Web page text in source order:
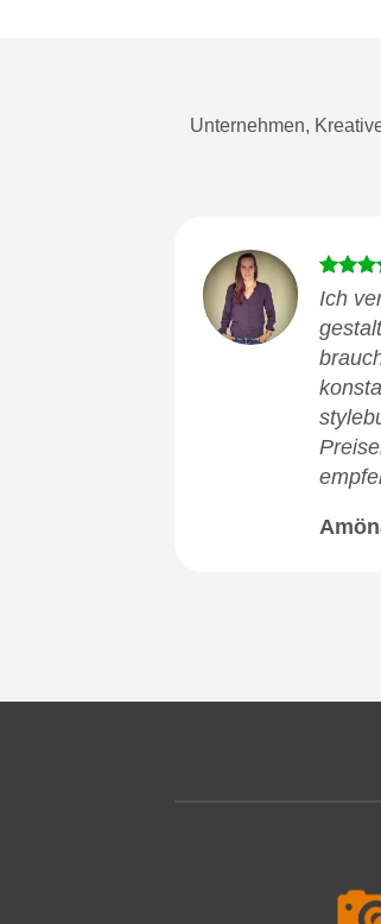
Unternehmen,
Ich